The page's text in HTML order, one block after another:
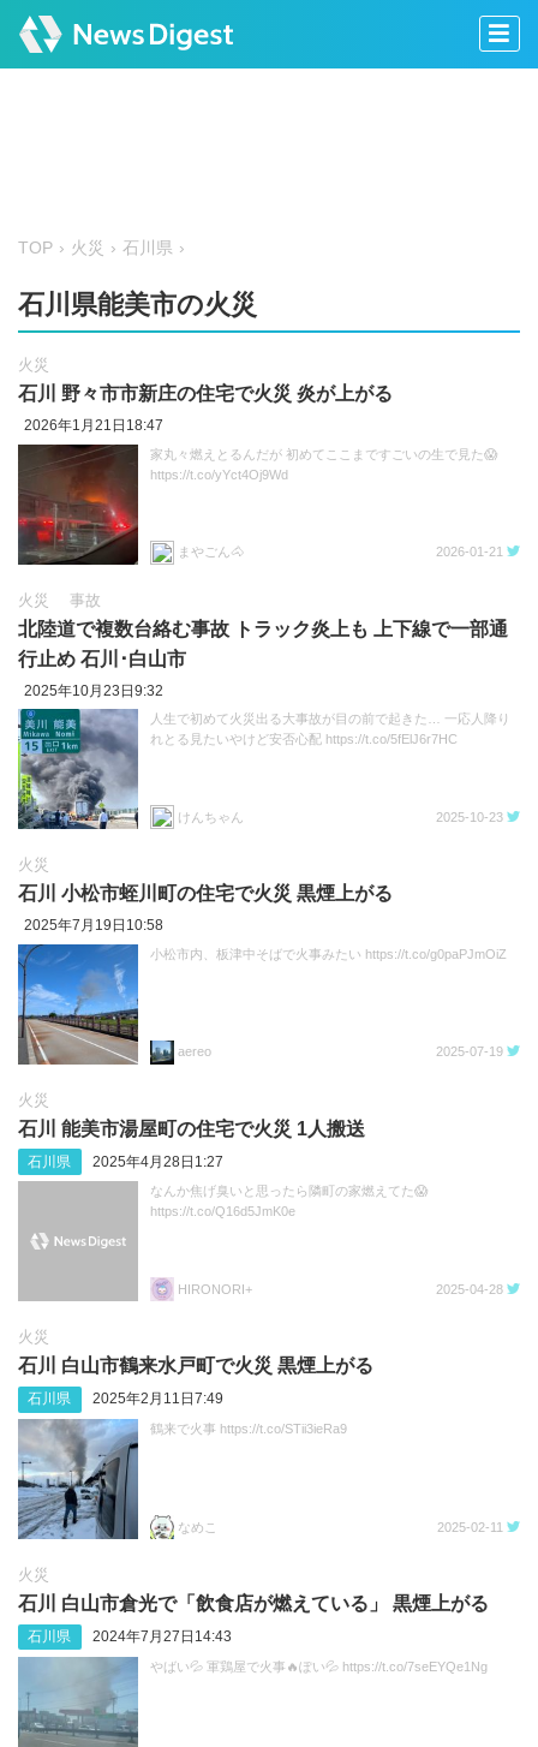
TOP 火災 石川県
石川県能美市の火災
火災
石川 野々市市新庄の住宅で火災 炎が上がる
2026年1月21日18:47
家丸々燃えとるんだが 初めてここまですごいの生で見た😱
https://t.co/yYct4Oj9Wd
まやごん🐴 2026-01-21
火災 事故
北陸道で複数台絡む事故 トラック炎上も 上下線で一部通
行止め 石川･白山市
2025年10月23日9:32
人生で初めて火災出る大事故が目の前で起きた… 一応人降り
れとる見たいやけど安否心配 https://t.co/5fElJ6r7HC
けんちゃん 2025-10-23
火災
石川 小松市蛭川町の住宅で火災 黒煙上がる
2025年7月19日10:58
小松市内、板津中そばで火事みたい https://t.co/g0paPJmOiZ
aereo 2025-07-19
火災
石川 能美市湯屋町の住宅で火災 1人搬送
石川県 2025年4月28日1:27
なんか焦げ臭いと思ったら隣町の家燃えてた😱
https://t.co/Q16d5JmK0e
HIRONORI+ 2025-04-28
火災
石川 白山市鶴来水戸町で火災 黒煙上がる
石川県 2025年2月11日7:49
鶴来で火事 https://t.co/STii3ieRa9
なめこ 2025-02-11
火災
石川 白山市倉光で「飲食店が燃えている」 黒煙上がる
石川県 2024年7月27日14:43
やばい💦 軍鶏屋で火事🔥ぽい💦 https://t.co/7seEYQe1Ng